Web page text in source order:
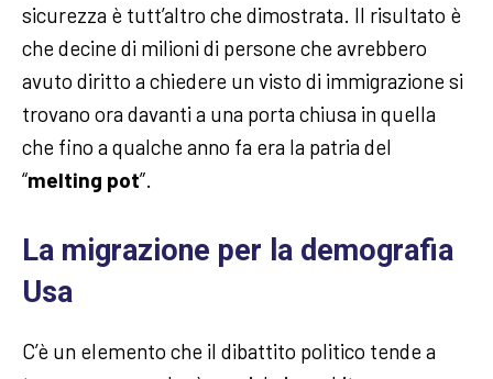
sicurezza è tutt’altro che dimostrata. Il risultato è
che decine di milioni di persone che avrebbero
avuto diritto a chiedere un visto di immigrazione si
trovano ora davanti a una porta chiusa in quella
che fino a qualche anno fa era la patria del
“melting pot”.
La migrazione per la demografia
Usa
C’è un elemento che il dibattito politico tende a